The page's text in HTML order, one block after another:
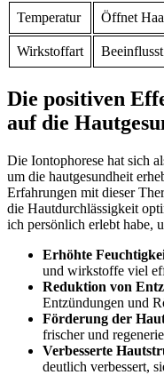
Temperatur Öffnet
Wirkstoffart
Die positiven
auf die
Die Iontophorese⁣ hat sich
um die hautgesundheit
Erfahrungen mit dieser‌
die Hautdurchlässigkeit
ich persönlich erlebt habe,
Erhöhte
und wirkstoffe viel‌
Reduktion von
Entzündungen und
Förderung der
frischer und
Verbesserte
deutlich verbessert,⁣